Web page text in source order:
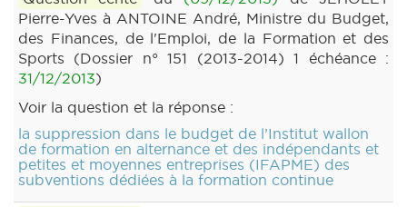
Pierre-Yves à ANTOINE André, Ministre du Budget,
des Finances, de l'Emploi, de la Formation et des
Sports (Dossier n° 151 (2013-2014) 1 échéance :
31/12/2013)
Voir la question et la réponse :
la suppression dans le budget de l’Institut wallon
de formation en alternance et des indépendants et
petites et moyennes entreprises (IFAPME) des
subventions dédiées à la formation continue